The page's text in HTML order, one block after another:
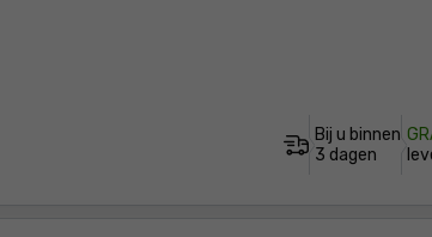
Bij u binnen
3 dagen